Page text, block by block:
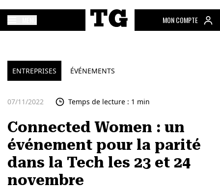
MON COMPTE
ENTREPRISES ÉVÉNEMENTS
07/11/2022 Temps de lecture : 1 min
Connected Women : un
événement pour la parité
dans la Tech les 23 et 24
novembre